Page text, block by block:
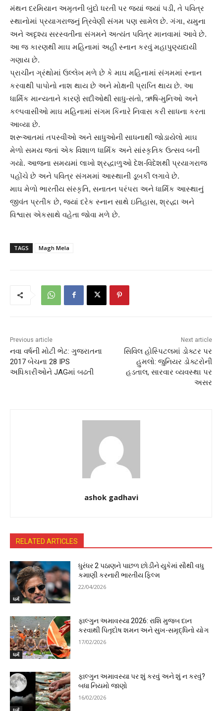
મંથન દરમિયાન અમૃતની બુંદો ધરતી પર જ્યાં જ્યાં પડી, તે પવિત્ર
સ્થાનોમાં પ્રયાગરાજનું ત્રિવેણી સંગમ પણ સામેલ છે. ગંગા, યમુના
અને અદૃશ્ય સરસ્વતીના સંગમને અત્યંત પવિત્ર માનવામાં આવે છે.
આ જ કારણથી માઘ મહિનામાં અહીં સ્નાન કરવું મહાપુણ્યદાયી
ગણાય છે.
પ્રાચીન ગ્રંથોમાં ઉલ્લેખ મળે છે કે માઘ મહિનામાં સંગમમાં સ્નાન
કરવાથી પાપોનો નાશ થાય છે અને મોક્ષની પ્રાપ્તિ થાય છે. આ
ધાર્મિક માન્યતાને કારણે સદીઓથી સાધુ-સંતો, ઋષિ-મુનિઓ અને
કલ્પવાસીઓ માઘ મહિનામાં સંગમ કિનારે નિવાસ કરી સાધના કરતા
આવ્યા છે.
શરૂઆતમાં તપસ્વીઓ અને સાધુઓની સાધનાથી જોડાયેલો માઘ
મેળો સમય જતાં એક વિશાળ ધાર્મિક અને સાંસ્કૃતિક ઉત્સવ બની
ગયો. આજના સમયમાં લાખો શ્રદ્ધાળુઓ દેશ-વિદેશથી પ્રયાગરાજ
પહોંચે છે અને પવિત્ર સંગમમાં આસ્થાની ડૂબકી લગાવે છે.
માઘ મેળો ભારતીય સંસ્કૃતિ, સનાતન પરંપરા અને ધાર્મિક આસ્થાનું
જીવંત પ્રતીક છે, જ્યાં દરેક સ્નાન સાથે ઇતિહાસ, શ્રદ્ધા અને
વિશ્વાસ એકસાથે વહેતા જોવા મળે છે.
TAGS Magh Mela
Previous article
નવા વર્ષની મોટી ભેટ: ગુજરાતના
2017 બેચના 28 IPS
અધિકારીઓને JAGમાં બઢતી
Next article
સિવિલ હોસ્પિટલમાં ડોક્ટર પર
હુમલો: જુનિયર ડોક્ટરોની
હડતાલ, સારવાર વ્યવસ્થા પર
અસર
ashok gadhavi
RELATED ARTICLES
ધર્મ
ધુરંધર 2 પઠાણને પાછળ છોડીને યુકેમાં સૌથી વધુ
કમાણી કરનારી ભારતીય ફિલ્મ
22/04/2026
ધર્મ
ફાલ્ગુન અમાવસ્યા 2026: રાશિ મુજબ દાન
કરવાથી પિતૃદોષ શમન અને સુખ-સમૃદ્ધિનો યોગ
17/02/2026
ફાલ્ગુન અમાવસ્યા પર શું કરવું અને શું ન કરવું?
બધા નિયમો જાણો
16/02/2026